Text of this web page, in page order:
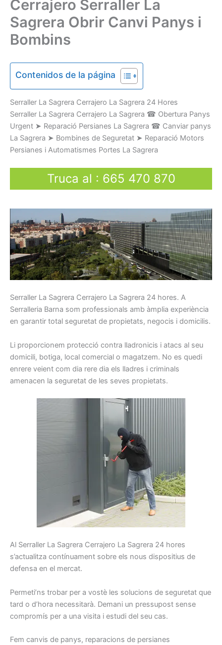
Cerrajero Serraller La
Sagrera Obrir Canvi Panys i
Bombins
Contenidos de la página
Serraller La Sagrera Cerrajero La Sagrera 24 Hores
Serraller La Sagrera Cerrajero La Sagrera ☎ Obertura Panys
Urgent ➤ Reparació Persianes La Sagrera ☎ Canviar panys
La Sagrera ➤ Bombines de Seguretat ➤ Reparació Motors
Persianes i Automatismes Portes La Sagrera
Truca al : 665 470 870
Serraller La Sagrera Cerrajero La Sagrera 24 hores. A
Serralleria Barna som professionals amb àmplia experiència
en garantir total seguretat de propietats, negocis i domicilis.
Li proporcionem protecció contra lladronicis i atacs al seu
domicili, botiga, local comercial o magatzem. No es quedi
enrere veient com dia rere dia els lladres i criminals
amenacen la seguretat de les seves propietats.
Al Serraller La Sagrera Cerrajero La Sagrera 24 hores
s’actualitza contínuament sobre els nous dispositius de
defensa en el mercat.
Permeti’ns trobar per a vostè les solucions de seguretat que
tard o d’hora necessitarà. Demani un pressupost sense
compromís per a una visita i estudi del seu cas.
Fem canvis de panys, reparacions de persianes